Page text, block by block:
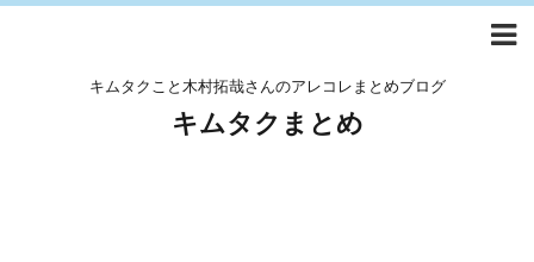
キムタクこと木村拓哉さんのアレコレまとめブログ
キムタクまとめ